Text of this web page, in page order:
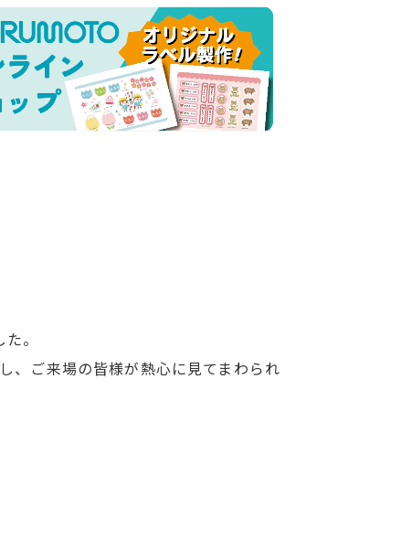
。
、ご来場の皆様が熱心に見てまわられ